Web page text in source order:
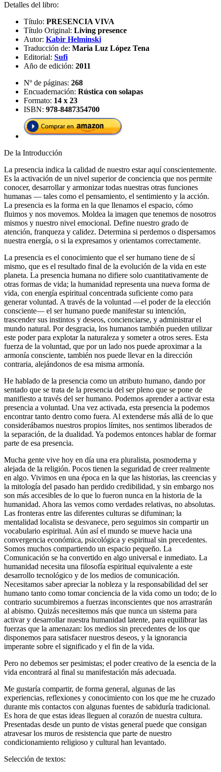
Detalles del libro:
Título: PRESENCIA VIVA
Título Original: Living presence
Autor: Kabir Helminski
Traducción de: Maria Luz López Tena
Editorial: Sufi
Año de edición: 2011
Nº de páginas: 268
Encuadernación: Rústica con solapas
Formato: 14 x 23
ISBN: 978-8487354700
De la Introducción
La presencia indica la calidad de nuestro estar aquí conscientemente.
Es la activación de un nivel superior de conciencia que nos permite
conocer, desarrollar y armonizar todas nuestras otras funciones
humanas ― tales como el pensamiento, el sentimiento y la acción.
La presencia es la forma en la que llenamos el espacio, cómo
fluimos y nos movemos. Moldea la imagen que tenemos de nosotros
mismos y nuestro nivel emocional. Define nuestro grado de
atención, franqueza y calidez. Determina si perdemos o dispersamos
nuestra energía, o si la expresamos y orientamos correctamente.
La presencia es el conocimiento que el ser humano tiene de sí
mismo, que es el resultado final de la evolución de la vida en este
planeta. La presencia humana no difiere solo cuantitativamente de
otras formas de vida; la humanidad representa una nueva forma de
vida, con energía espiritual concentrada suficiente como para
generar voluntad. A través de la voluntad ―el poder de la elección
consciente― el ser humano puede manifestar su intención,
trascender sus instintos y deseos, concienciarse, y administrar el
mundo natural. Por desgracia, los humanos también pueden utilizar
este poder para explotar la naturaleza y someter a otros seres. Esta
fuerza de la voluntad, que por un lado nos puede aproximar a la
armonía consciente, también nos puede llevar en la dirección
contraria, alejándonos de esa misma armonía.
He hablado de la presencia como un atributo humano, dando por
sentado que se trata de la presencia del ser pleno que se pone de
manifiesto a través del ser humano. Podemos aprender a activar esta
presencia a voluntad. Una vez activada, esta presencia la podemos
encontrar tanto dentro como fuera. Al extenderse más allá de lo que
considerábamos nuestros propios límites, nos sentimos liberados de
la separación, de la dualidad. Ya podemos entonces hablar de formar
parte de esa presencia.
Mucha gente vive hoy en día una era pluralista, posmoderna y
alejada de la religión. Pocos tienen la seguridad de creer realmente
en algo. Vivimos en una época en la que las historias, las creencias y
la mitología del pasado han perdido credibilidad, y sin embargo nos
son más accesibles de lo que lo fueron nunca en la historia de la
humanidad. Ahora las vemos como verdades relativas, no absolutas.
Las fronteras entre las diferentes culturas se difuminan; la
mentalidad localista se desvanece, pero seguimos sin compartir un
vocabulario espiritual. Aún así el mundo se mueve hacia una
convergencia económica, psicológica y espiritual sin precedentes.
Somos muchos compartiendo un espacio pequeño. La
Comunicación se ha convertido en algo universal e inmediato. La
humanidad necesita una filosofía espiritual equivalente a este
desarrollo tecnológico y de los medios de comunicación.
Necesitamos saber apreciar la nobleza y la responsabilidad del ser
humano tanto como tomar conciencia de la vida como un todo; de lo
contrario sucumbiremos a fuerzas inconscientes que nos arrastrarán
al abismo. Quizás necesitemos más que nunca un sistema para
activar y desarrollar nuestra humanidad latente, para equilibrar las
fuerzas que la amenazan: los medios sin precedentes de los que
disponemos para satisfacer nuestros deseos, y la ignorancia
imperante sobre el significado y el fin de la vida.
Pero no debemos ser pesimistas; el poder creativo de la esencia de la
vida encontrará al final su manifestación más adecuada.
Me gustaría compartir, de forma general, algunas de las
experiencias, reflexiones y conocimiento con los que me he cruzado
durante mis contactos con algunas fuentes de sabiduría tradicional.
Es hora de que estas ideas lleguen al corazón de nuestra cultura.
Presentadas desde un punto de vistas general puede que consigan
atravesar los muros de resistencia que parte de nuestro
condicionamiento religioso y cultural han levantado.
Selección de textos: